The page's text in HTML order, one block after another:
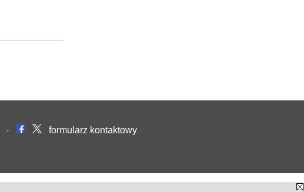
• formularz kontaktowy